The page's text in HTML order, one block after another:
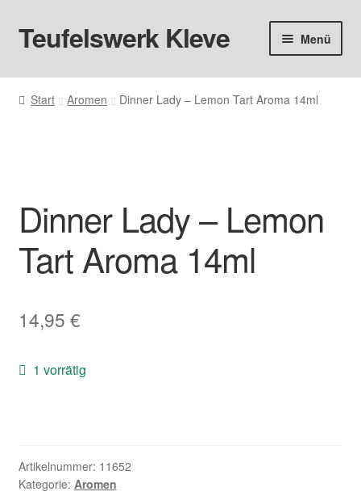
Zur
Navigation
Zum
Inhalt
Teufelswerk Kleve Menü
Startseite
Liquids
Big Puff
Basen & Nikotin
Zubehör
Kontaktformular
Start Aromen Dinner Lady – Lemon Tart Aroma 14ml
Dinner Lady – Lemon
Tart Aroma 14ml
14,95 €
1 vorrätig
Artikelnummer: 11652
Kategorie: Aromen